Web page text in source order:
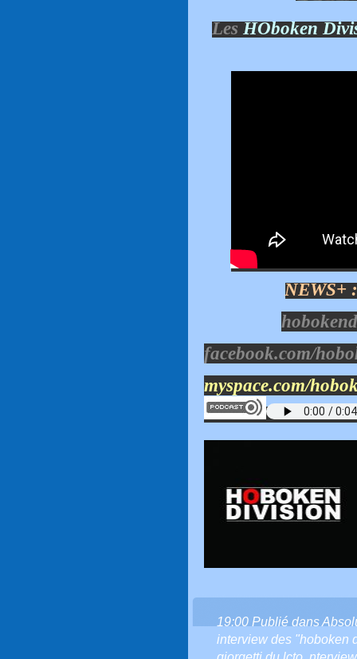
LesHOboken
NEWS+
facebook.com/
myspace.com/
19:00 Publié dans
interview des "hoboken